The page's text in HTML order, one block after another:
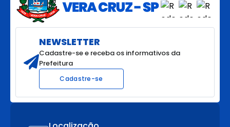
NEWSLETTER
Cadastre-se e receba os informativos da
Prefeitura
Cadastre-se